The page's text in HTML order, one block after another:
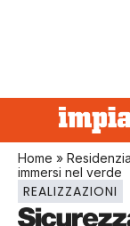
Home »
immersi nel verde
REALIZZAZIONI